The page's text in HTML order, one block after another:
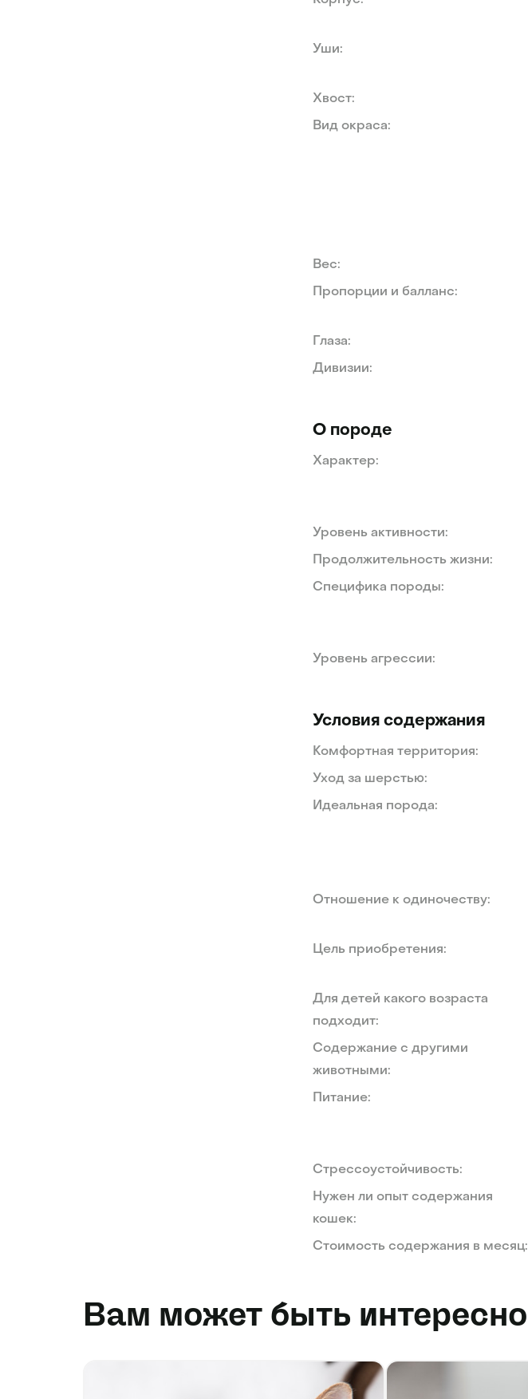
Уши:
Хвост:
Вид окраса:
Вес:
Пропорции и балланс:
Глаза:
Дивизии:
О породе
Характер:
Уровень активности:
Продолжительность жизни:
Специфика породы:
Уровень агрессии:
Условия содержания
Комфортная территория:
Уход за шерстью:
Идеальная порода:
Отношение к одиночеству:
Цель приобретения:
Для детей какого возраста
подходит:
Содержание с другими
животными:
Питание:
Стрессоустойчивость:
Нужен ли опыт содержания
кошек:
Стоимость содержания в месяц:
Вам может быть интересно